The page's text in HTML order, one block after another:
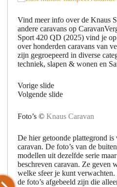
Vind meer info over de Knaus
andere caravans op
Sport 420 QD (2025) vind je op
over honderden caravans van
zijn gegroepeerd in diverse
techniek, slapen & wonen en
Vorige slide
Volgende slide
Foto’s © Knaus Caravan
De hier getoonde plattegrond is
caravan. De foto’s van de
modellen uit dezelfde serie
beschreven caravan. Ze geven
welke sfeer je kunt
de foto’s afgebeeld zijn die